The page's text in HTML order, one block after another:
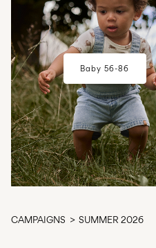
Iniciar
sesión
¿Preguntas?
Sobre
nosotros
España
Baby 56-86
CAMPAIGNS SUMMER 2026